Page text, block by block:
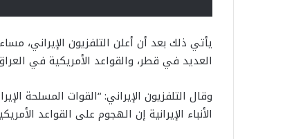
يأتي ذلك بعد أن أعلن التلفزيون الإيراني،
العديد في قطر، والقواعد الأمريكية في
وقال التلفزيون الإيراني: “القوات المسلحة
الأنباء الإيرانية إن الهجوم على القواعد